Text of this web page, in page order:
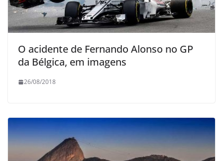
O acidente de Fernando Alonso no GP
da Bélgica, em imagens
26/08/2018